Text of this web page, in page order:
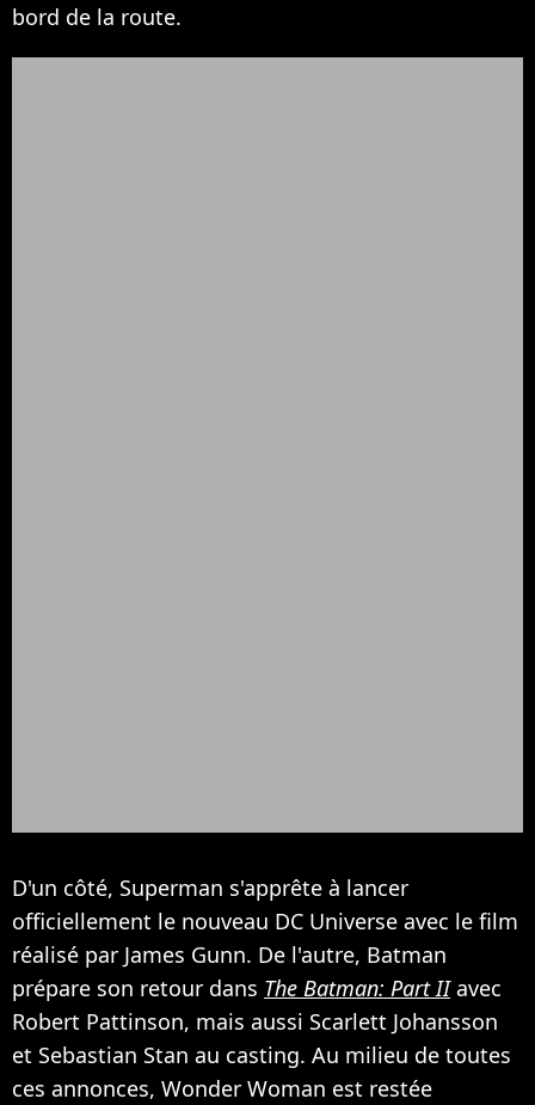
bord de la route.
D'un côté, Superman s'apprête à lancer
officiellement le nouveau DC Universe avec le film
réalisé par James Gunn. De l'autre, Batman
prépare son retour dans The Batman: Part IIavec
Robert Pattinson, mais aussi Scarlett Johansson
et Sebastian Stan au casting. Au milieu de toutes
ces annonces, Wonder Woman est restée